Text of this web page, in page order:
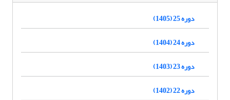
دوره 25 (1405)
دوره 24 (1404)
دوره 23 (1403)
دوره 22 (1402)